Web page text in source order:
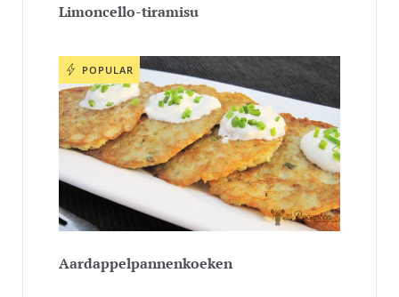
Limoncello-tiramisu
POPULAR
Aardappelpannenkoeken